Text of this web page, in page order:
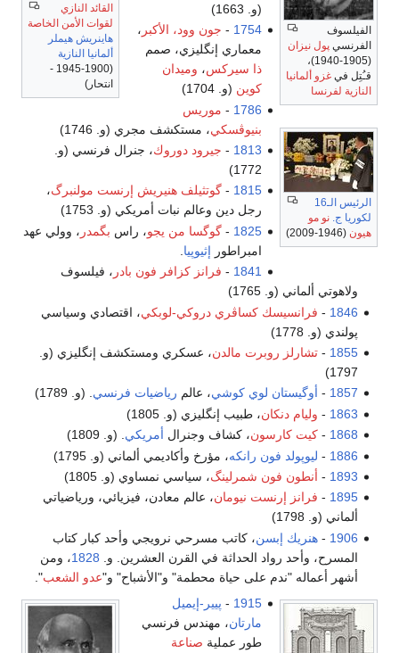
الفيلسوف
الفرنسي پول نيزان
(1905-1940)،
قـُتِل في غزو ألمانيا
النازية لفرنسا
القائد النازي
لقوات الأمن الخاصة
هاينريش هيملر
ألمانيا النازية
(1900-1945 -
انتحار)
الرئيس الـ16
لكوريا ج. نو مو
هيون (1946-2009)
(و. 1663)
1754
- جون وود، الأكبر ،
معماري إنگليزي، صمم
ذا سيركس، وميدان
كوين (و. 1704)
1786
- موريس
بنيوڤسكي، مستكشف مجري (و. 1746)
1813
- جيرود دوروك، جنرال فرنسي (و.
1772)
1815
- گوتثيلف هنيريش إرنست مولنبرگ،
رجل دين وعالم نبات أمريكي (و. 1753)
1825
- گوگسا من يجو، راس بگمدر ، وولي عهد
امبراطور إثيوپيا
1841
- فرانز كزافر فون بادر ، فيلسوف
ولاهوتي ألماني (و. 1765)
1846
- فرانسيسك كساڤري دروكي-لوبكي، اقتصادي وسياسي
پولندي (و. 1778)
1855
-تشارلز روبرت مالدن، عسكري ومستكشف إنگليزي (و.
1797)
1857
- أوگيستان لوي كوشي، عالم رياضيات فرنسي. (و. 1789)
1863
- وليام دنكان، طبيب إنگليزي (و. 1805)
1868
-كيت كارسون، كشاف وجنرال أمريكي . (و. 1809)
1886
- ليوپولد فون رانكه، مؤرخ وأكاديمي ألماني (و. 1795)
1893
- أنطون فون شمرلينگ، سياسي نمساوي (و. 1805)
1895
- فرانز إرنست نيومان، عالم معادن، فيزيائي، ورياضياتي
ألماني (و. 1798)
1906
-هنريك إبسن، كاتب مسرحي نرويجي وأحد كبار كتاب
المسرح، وأحد رواد الحداثة في القرن العشرين. و. 1828، ومن
أشهر أعماله "ندم على حياة محطمة" و"الأشباح" و"عدو الشعب".
1915
- پيير-إيميل
مارتان، مهندس فرنسي
طور عملية صناعة